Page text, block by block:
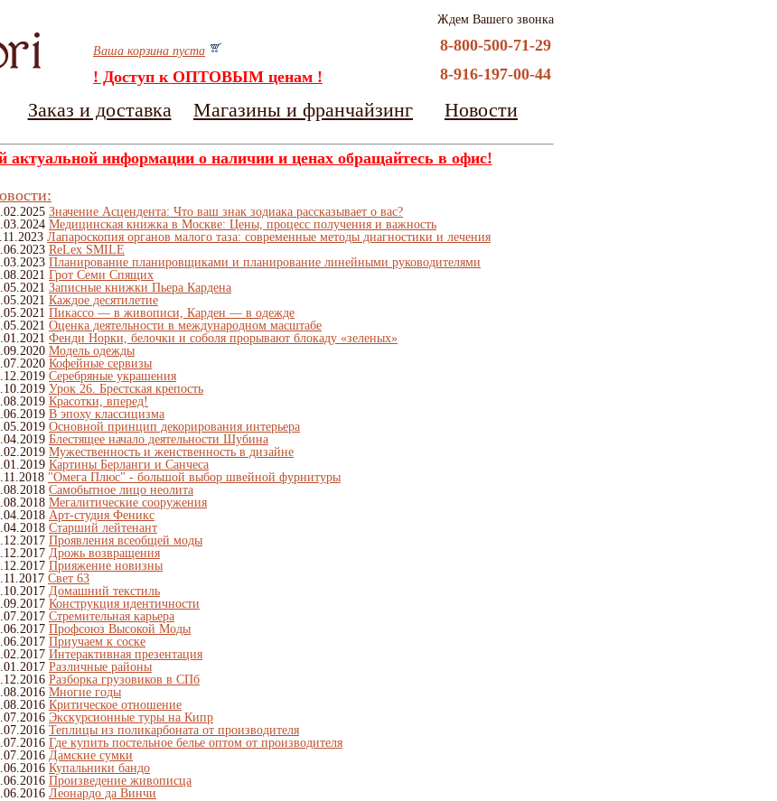
Ваша корзина пуста
! Доступ к ОПТОВЫМ ценам !
Ждем Вашего звонка
8-800-500-71-29
8-916-197-00-44
Заказ и доставка Магазины и франчайзинг Новости
актуальной информации о наличии и ценах обращайтесь в офис!
Значение Асцендента: Что ваш знак зодиака рассказывает о вас?
Медицинская книжка в Москве: Цены, процесс получения и важность
Лапароскопия органов малого таза: современные методы диагностики и лечения
ReLex SMILE
Планирование планировщиками и планирование линейными руководителями
Грот Семи Спящих
Записные книжки Пьера Кардена
Каждое десятилетие
Пикассо — в живописи, Карден — в одежде
Оценка деятельности в международном масштабе
Фенди Норки, белочки и соболя прорывают блокаду «зеленых»
Модель одежды
Кофейные сервизы
Серебряные украшения
Урок 26. Брестская крепость
Красотки, вперед!
В эпоху классицизма
Основной принцип декорирования интерьера
Блестящее начало деятельности Шубина
Мужественность и женственность в дизайне
Картины Берланги и Санчеса
"Омега Плюс" - большой выбор швейной фурнитуры
Самобытное лицо неолита
Мегалитические сооружения
Арт-студия Феникс
Старший лейтенант
Проявления всеобщей моды
Дрожь возвращения
Прияжение новизны
Свет 63
Домашний текстиль
Конструкция идентичности
Стремительная карьера
Профсоюз Высокой Моды
Приучаем к соске
Интерактивная презентация
Различные районы
Разборка грузовиков в СПб
Многие годы
Критическое отношение
Экскурсионные туры на Кипр
Теплицы из поликарбоната от производителя
Где купить постельное белье оптом от производителя
Дамские сумки
Купальники бандо
Произведение живописца
Леонардо да Винчи